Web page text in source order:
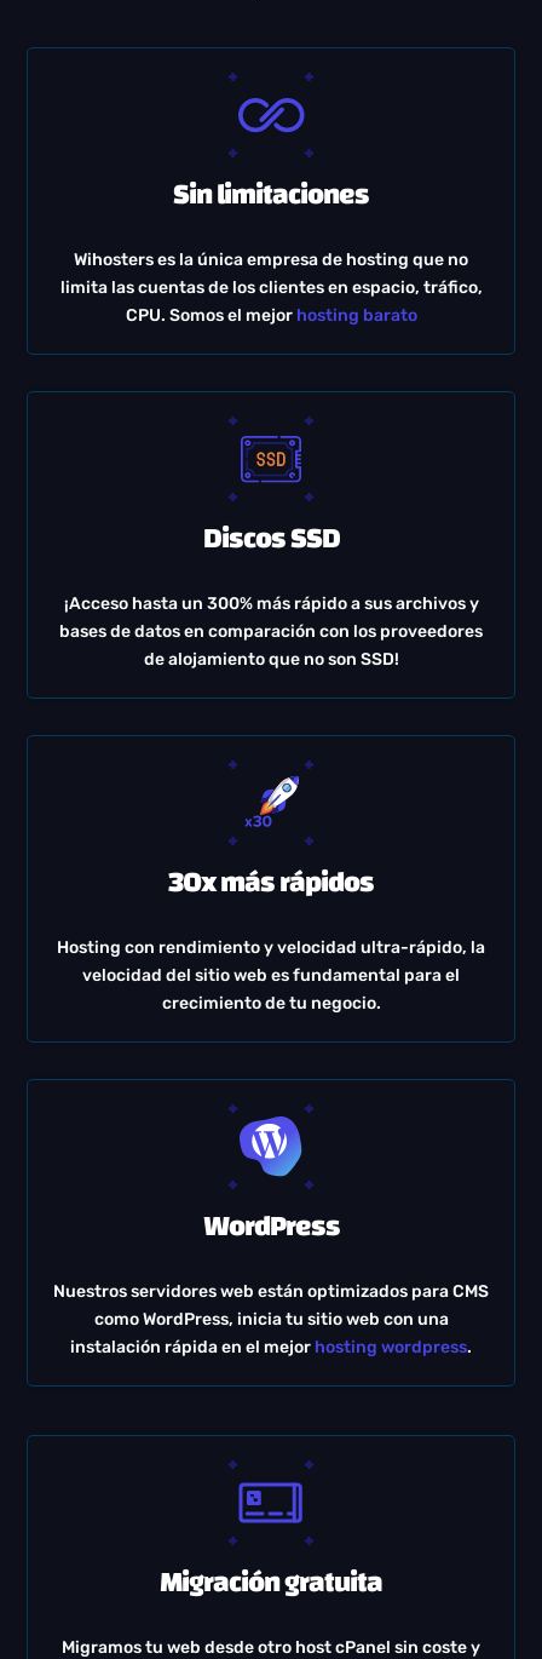
Sin limitaciones
Wihosters es la única empresa de hosting que no
limita las cuentas de los clientes en espacio, tráfico,
CPU. Somos el mejor hosting barato
Discos SSD
¡Acceso hasta un 300% más rápido a sus archivos y
bases de datos en comparación con los proveedores
de alojamiento que no son SSD!
30x más rápidos
Hosting con rendimiento y velocidad ultra-rápido, la
velocidad del sitio web es fundamental para el
crecimiento de tu negocio.
WordPress
Nuestros servidores web están optimizados para CMS
como WordPress, inicia tu sitio web con una
instalación rápida en el mejor hosting wordpress.
Migración gratuita
Migramos tu web desde otro host cPanel sin coste y